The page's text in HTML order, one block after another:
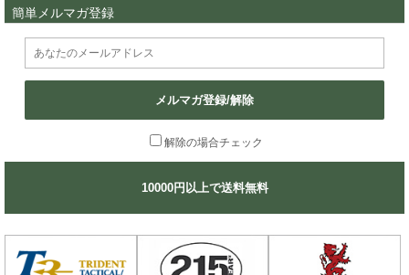
簡単メルマガ登録
メルマガ登録/解除
解除の場合チェック
10000円以上で送料無料